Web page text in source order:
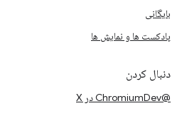
بایگانی
پادکست ها و نمایش ها
دنبال کردن
@ChromiumDev در X